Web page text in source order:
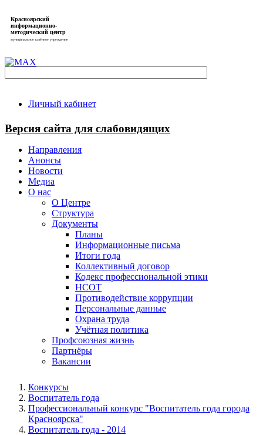
Красноярский
информационно-
методический центр
муниципальное казённое учреждение
Личный кабинет
Версия сайта для слабовидящих
Направления
Анонсы
Новости
Медиа
О нас
О Центре
Структура
Документы
Планы
Информационные письма
Итоги года
Коллективный договор
Кодекс профессиональной этики
НСОТ
Противодействие коррупции
Персональные данные
Охрана труда
Учётная политика
Профсоюзная жизнь
Партнёры
Вакансии
Конкурсы
Воспитатель года
Профессиональный конкурс "Воспитатель года города
Красноярска"
Воспитатель года - 2014